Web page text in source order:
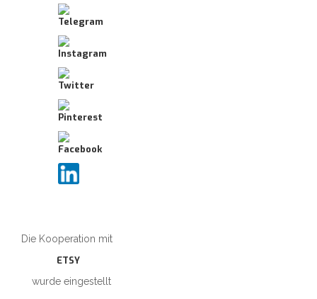
Die Kooperation mit
ETSY
wurde eingestellt